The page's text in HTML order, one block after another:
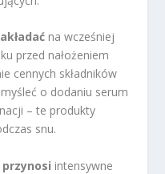
na wcześniej
przed nałożeniem
cennych składników
o dodaniu serum
– te produkty
snu.
intensywne